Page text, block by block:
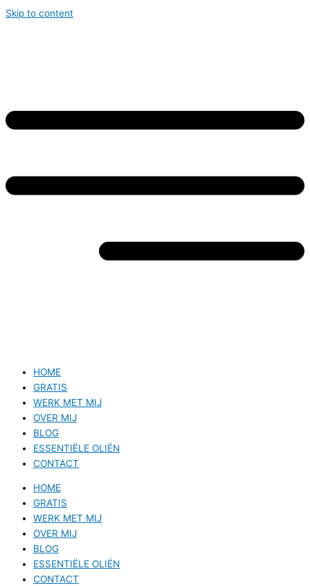
Skip to content
HOME
GRATIS
WERK MET MIJ
OVER MIJ
BLOG
ESSENTIËLE OLIËN
CONTACT
HOME
GRATIS
WERK MET MIJ
OVER MIJ
BLOG
ESSENTIËLE OLIËN
CONTACT